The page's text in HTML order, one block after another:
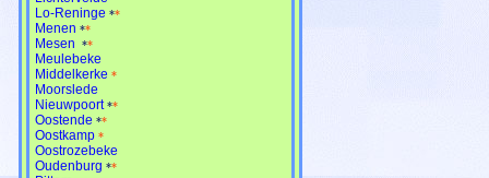
Lo-Reninge **
Menen **
Mesen **
Meulebeke
Middelkerke *
Moorslede
Nieuwpoort **
Oostende **
Oostkamp *
Oostrozebeke
Oudenburg **